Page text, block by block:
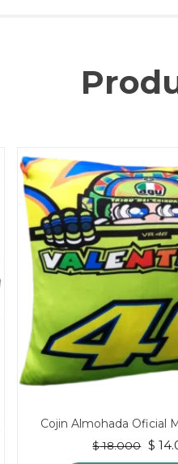
Cojin Almohada Oficial
$18.000
El
$